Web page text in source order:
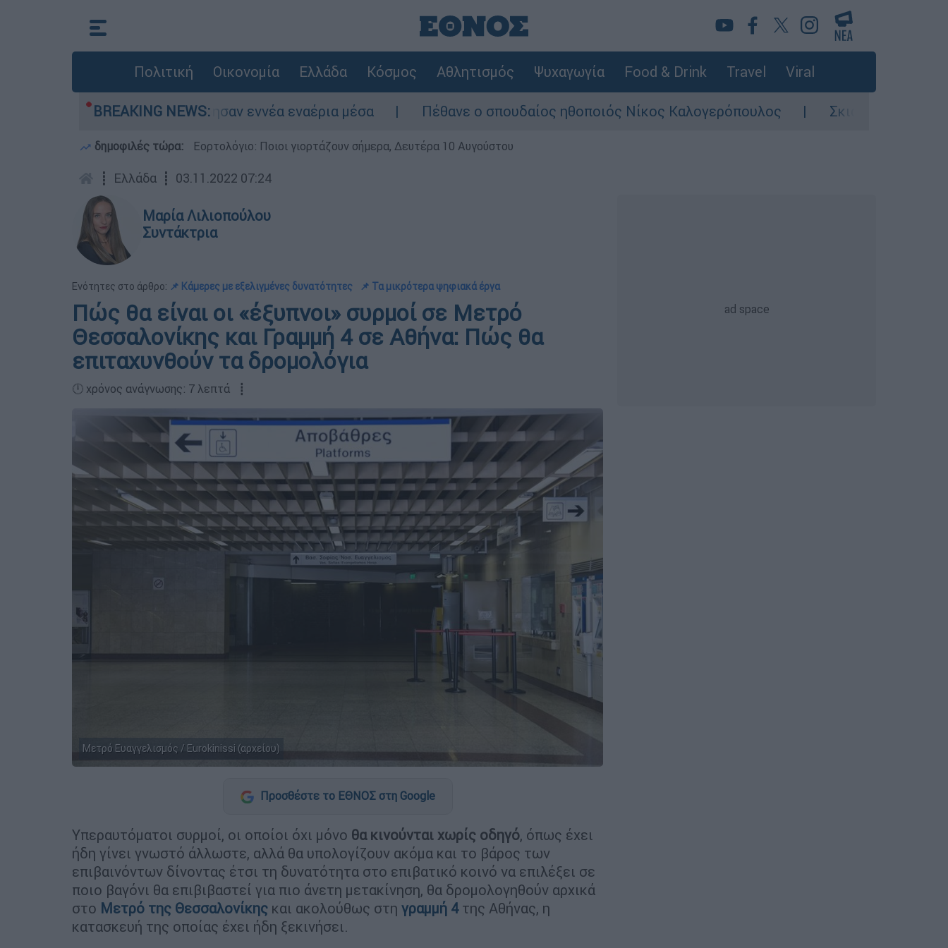
Πολιτική Οικονομία Ελλάδα Κόσμος Αθλητισμός Ψυχαγωγία Food & Drink Travel Viral
BREAKING NEWS:
Ηλείας - Επιχείρησαν εννέα εναέρια μέσα Πέθανε ο σπουδαίος ηθοποιός Νίκος Καλογερόπουλος Σκιάθος: Φρικιαστική
δημοφιλές τώρα: Εορτολόγιο: Ποιοι γιορτάζουν σήμερα, Δευτέρα 10 Αυγούστου
┋ Ελλάδα ┋ 03.11.2022 07:24
Μαρία Λιλιοπούλου
Συντάκτρια
Ενότητες στο άρθρο: 📌 Κάμερες με εξελιγμένες δυνατότητες 📌 Τα μικρότερα ψηφιακά έργα
Πώς θα είναι οι «έξυπνοι» συρμοί σε Μετρό
Θεσσαλονίκης και Γραμμή 4 σε Αθήνα: Πώς θα
επιταχυνθούν τα δρομολόγια
🕛 χρόνος ανάγνωσης: 7 λεπτά ┋
Μετρό Ευαγγελισμός / Eurokinissi (αρχείου)
Προσθέστε το ΕΘΝΟΣ στη Google
Υπεραυτόματοι συρμοί, οι οποίοι όχι μόνο θα κινούνται χωρίς οδηγό, όπως έχει
ήδη γίνει γνωστό άλλωστε, αλλά θα υπολογίζουν ακόμα και το βάρος των
επιβαινόντων δίνοντας έτσι τη δυνατότητα στο επιβατικό κοινό να επιλέξει σε
ποιο βαγόνι θα επιβιβαστεί για πιο άνετη μετακίνηση, θα δρομολογηθούν αρχικά
στο Μετρό της Θεσσαλονίκης και ακολούθως στη γραμμή 4της Αθήνας, η
κατασκευή της οποίας έχει ήδη ξεκινήσει.